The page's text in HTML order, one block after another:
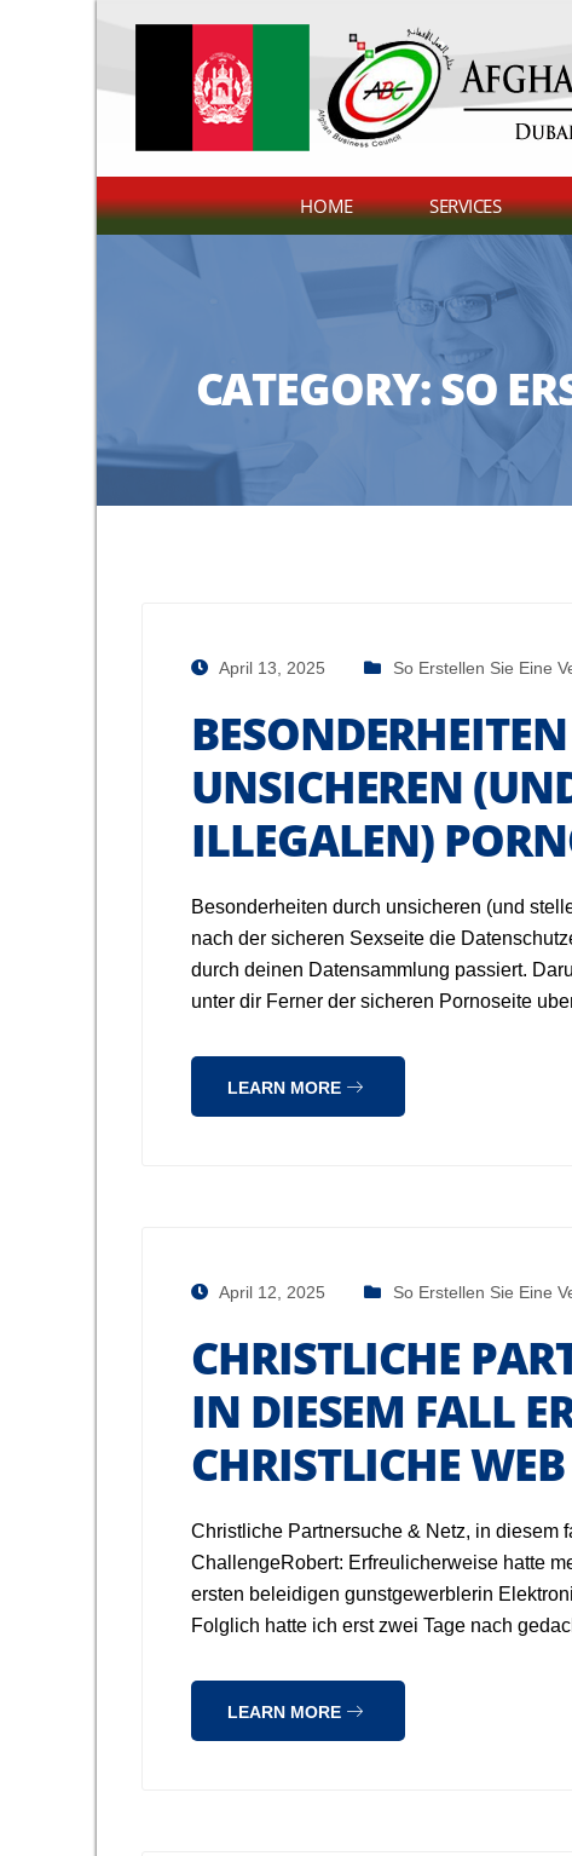
HOME SERVICES
CATEGORY:SO
April 13, 2025 So Erstellen Sie Eine
UNSICHEREN
ILLEGALEN)
Besonderheiten durch unsicheren (und
nach der sicheren Sexseite die
durch deinen Datensammlung passiert.
unter dir Ferner der sicheren Pornoseite
LEARN MORE
April 12, 2025 So Erstellen Sie Eine
CHRISTLICHE
IN DIESEM FALL
CHRISTLICHE
Christliche Partnersuche & Netz, in diesem
ChallengeRobert: Erfreulicherweise hatte
ersten beleidigen gunstgewerblerin
Folglich hatte ich erst zwei Tage nach
LEARN MORE